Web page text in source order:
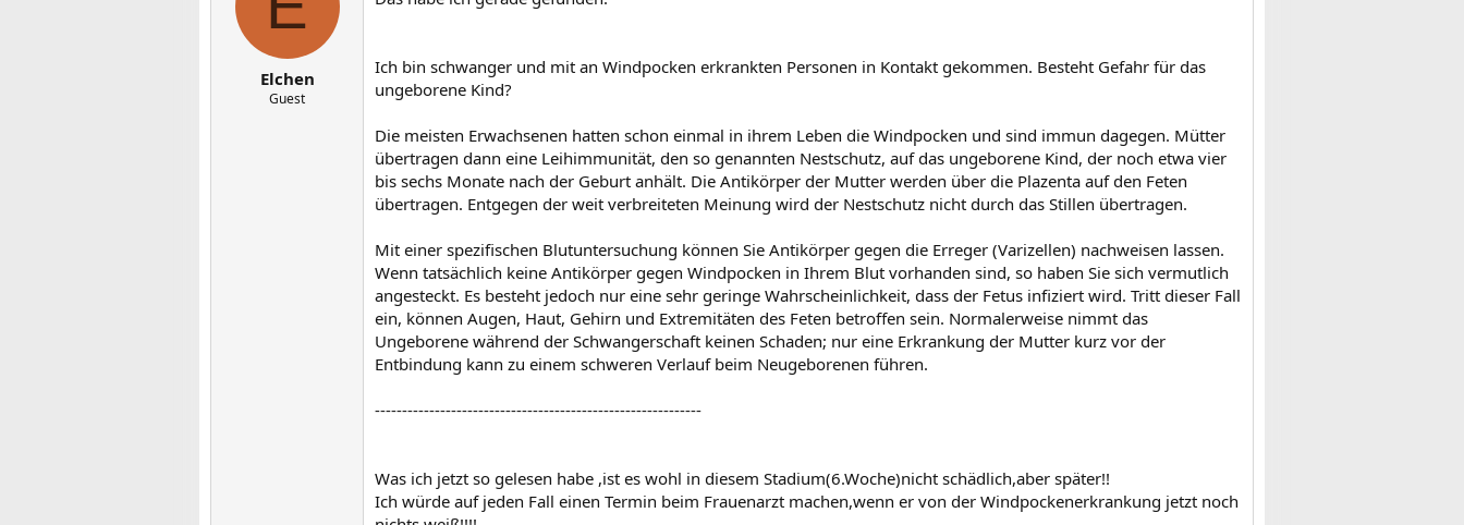
Elchen
Guest
Ich bin schwanger und mit an Windpocken erkrankten Personen in Kontakt gekommen. Besteht Gefahr für das
ungeborene Kind?
Die meisten Erwachsenen hatten schon einmal in ihrem Leben die Windpocken und sind immun dagegen. Mütter
übertragen dann eine Leihimmunität, den so genannten Nestschutz, auf das ungeborene Kind, der noch etwa vier
bis sechs Monate nach der Geburt anhält. Die Antikörper der Mutter werden über die Plazenta auf den Feten
übertragen. Entgegen der weit verbreiteten Meinung wird der Nestschutz nicht durch das Stillen übertragen.
Mit einer spezifischen Blutuntersuchung können Sie Antikörper gegen die Erreger (Varizellen) nachweisen lassen.
Wenn tatsächlich keine Antikörper gegen Windpocken in Ihrem Blut vorhanden sind, so haben Sie sich vermutlich
angesteckt. Es besteht jedoch nur eine sehr geringe Wahrscheinlichkeit, dass der Fetus infiziert wird. Tritt dieser Fall
ein, können Augen, Haut, Gehirn und Extremitäten des Feten betroffen sein. Normalerweise nimmt das
Ungeborene während der Schwangerschaft keinen Schaden; nur eine Erkrankung der Mutter kurz vor der
Entbindung kann zu einem schweren Verlauf beim Neugeborenen führen.
------------------------------------------------------------
Was ich jetzt so gelesen habe ,ist es wohl in diesem Stadium(6.Woche)nicht schädlich,aber später!!
Ich würde auf jeden Fall einen Termin beim Frauenarzt machen,wenn er von der Windpockenerkrankung jetzt noch